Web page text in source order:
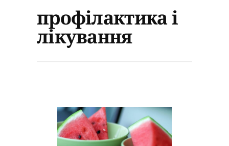
профілактика і
лікування